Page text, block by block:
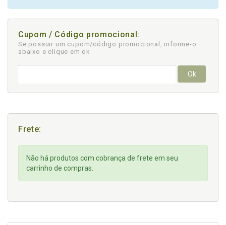
Cupom / Código promocional:
Se possuir um cupom/código promocional, informe-o
abaixo e clique em ok
Ok
Frete:
Não há produtos com cobrança de frete em seu
carrinho de compras.